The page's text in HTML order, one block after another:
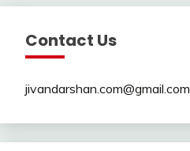
Contact Us
jivandarshan.com@gmail.com